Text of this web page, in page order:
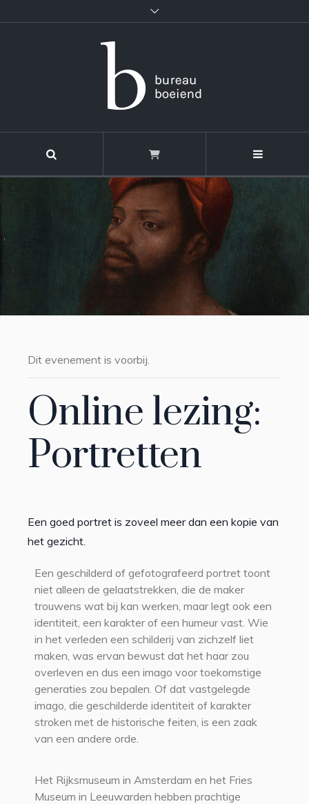
Dit evenement is voorbij.
Online lezing:
Portretten
Een goed portret is zoveel meer dan een kopie van
het gezicht.
Een geschilderd of gefotografeerd portret toont
niet alleen de gelaatstrekken, die de maker
trouwens wat bij kan werken, maar legt ook een
identiteit, een karakter of een humeur vast. Wie
in het verleden een schilderij van zichzelf liet
maken, was ervan bewust dat het haar zou
overleven en dus een imago voor toekomstige
generaties zou bepalen. Of dat vastgelegde
imago, die geschilderde identiteit of karakter
stroken met de historische feiten, is een zaak
van een andere orde.
Het Rijksmuseum in Amsterdam en het Fries
Museum in Leeuwarden hebben prachtige